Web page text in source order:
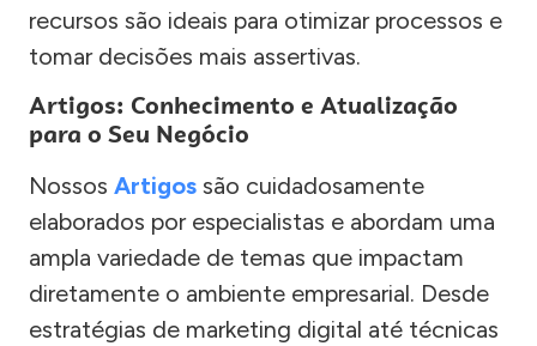
recursos são ideais para otimizar processos e
tomar decisões mais assertivas.
Artigos: Conhecimento e Atualização
para o Seu Negócio
Nossos Artigos são cuidadosamente
elaborados por especialistas e abordam uma
ampla variedade de temas que impactam
diretamente o ambiente empresarial. Desde
estratégias de marketing digital até técnicas